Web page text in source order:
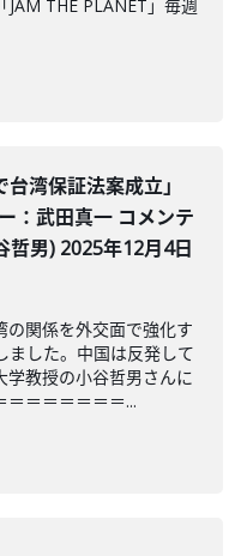
THE PLANET」毎週
台湾保証法案成立」
：武田真一 コメンテ
哲男) 2025年12月4日
の関係を外交面で強化す
ました。中国は反発して
学教授の小谷哲男さんに
＝＝＝＝＝＝...